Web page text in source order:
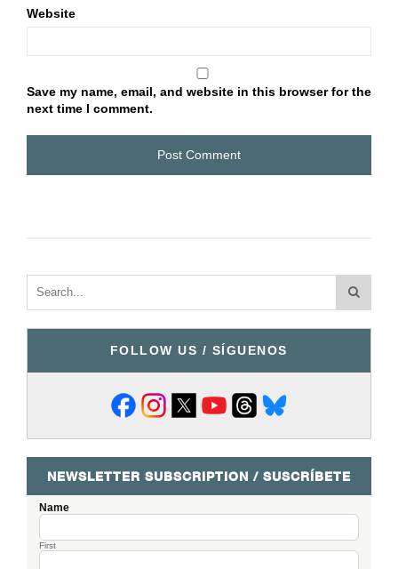
Website
Save my name, email, and website in this browser for the
next time I comment.
FOLLOW US / SÍGUENOS
NEWSLETTER SUBSCRIPTION / SUSCRÍBETE
Name
First